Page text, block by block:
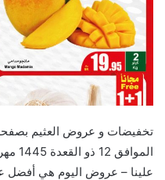
علينا – عروض اليوم هي أفضل